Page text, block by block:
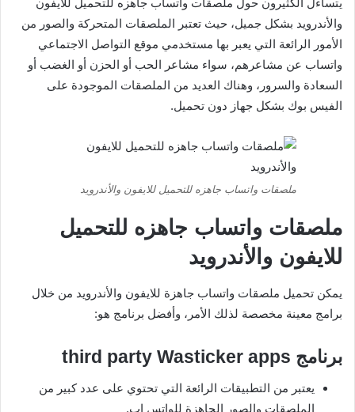
يتساءل الكثيرون حول ملصقات واتساب جاهزه للتحميل للايفون
والأندرويد بشكل جميل، حيث تعتبر الملصقات المتحركة والصور من
الأمور الرائعة التي يعبر بها مستخدمي موقع التواصل الاجتماعي
واتساب عن مشاعرهم، سواء مشاعر الحب أو الحزن أو الغضب أو
السعادة والسرور، وهناك العديد من الملصقات الموجودة على
الفيس بوك بشكل جهاز دون تحميل.
ملصقات واتساب جاهزه للتحميل للايفون والأندرويد
ملصقات واتساب جاهزه للتحميل
للايفون والأندرويد
يمكن تحميل ملصقات واتساب جاهزة للايفون والأندرويد من خلال
برامج معينة مخصصة لذلك الأمر، وأفضل برنامج هو:
برنامج third party Wasticker apps
يعتبر من التطبيقات الرائعة التي تحتوي على عدد كبير من
الملصقات والصور الجاهزة للواتس اب.